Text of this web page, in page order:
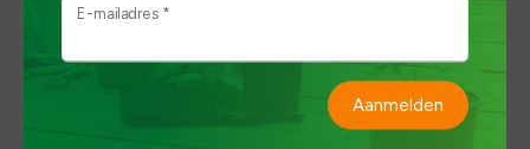
E-mailadres *
Aanmelden